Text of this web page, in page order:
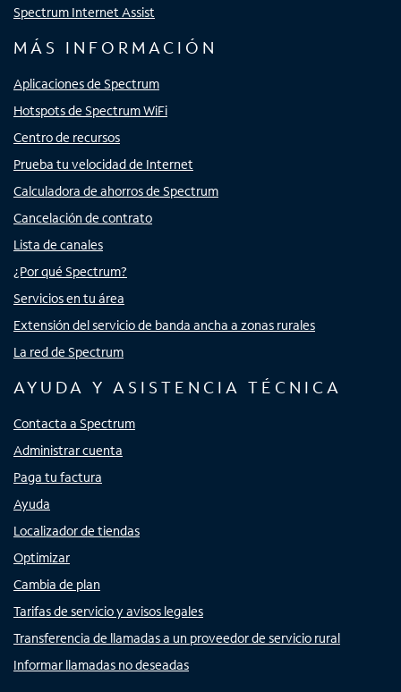
Spectrum Internet Assist
MÁS INFORMACIÓN
Aplicaciones de Spectrum
Hotspots de Spectrum WiFi
Centro de recursos
Prueba tu velocidad de Internet
Calculadora de ahorros de Spectrum
Cancelación de contrato
Lista de canales
¿Por qué Spectrum?
Servicios en tu área
Extensión del servicio de banda ancha a zonas rurales
La red de Spectrum
AYUDA Y ASISTENCIA TÉCNICA
Contacta a Spectrum
Administrar cuenta
Paga tu factura
Ayuda
Localizador de tiendas
Optimizar
Cambia de plan
Tarifas de servicio y avisos legales
Transferencia de llamadas a un proveedor de servicio rural
Informar llamadas no deseadas